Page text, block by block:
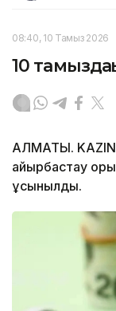
08:40, 10 Тамыз 2026
10
АЛМАТЫ.
айырбастау
ұсынылды.